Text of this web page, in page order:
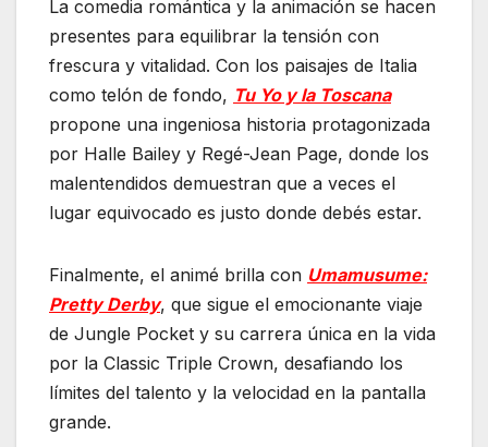
La comedia romántica y la animación se hacen
presentes para equilibrar la tensión con
frescura y vitalidad. Con los paisajes de Italia
como telón de fondo, Tu Yo y la Toscana
propone una ingeniosa historia protagonizada
por Halle Bailey y Regé-Jean Page, donde los
malentendidos demuestran que a veces el
lugar equivocado es justo donde debés estar.
Finalmente, el animé brilla con Umamusume:
Pretty Derby, que sigue el emocionante viaje
de Jungle Pocket y su carrera única en la vida
por la Classic Triple Crown, desafiando los
límites del talento y la velocidad en la pantalla
grande.